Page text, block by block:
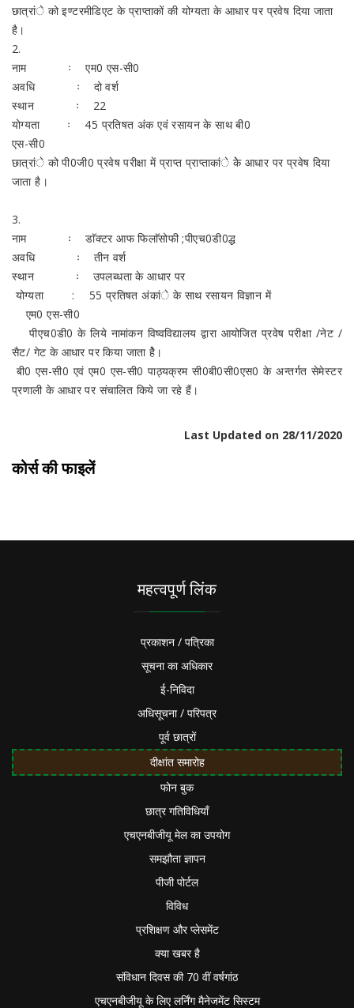
छात्रांे को इण्टरमीडिएट के प्राप्ताकों की योग्यता के आधार पर प्रवेष दिया जाता
है।
2.
नाम ः एम0 एस-सी0
अवधि ः दो वर्श
स्थान ः 22
योग्यता ः 45 प्रतिषत अंक एवं रसायन के साथ बी0
एस-सी0
छात्रांे को पी0जी0 प्रवेष परीक्षा में प्राप्त प्राप्ताकांे केे आधार पर प्रवेष दिया
जाता है।
3.
नाम ः डाॅक्टर आफ फिलाॅसोफी ;पीएच0डी0द्ध
अवधि ः तीन वर्श
स्थान ः उपलब्धता के आधार पर
योग्यता : 55 प्रतिषत अंकांे के साथ रसायन विज्ञान में
एम0 एस-सी0
पीएच0डी0 के लिये नामांकन विष्वविद्यालय द्वारा आयोजित प्रवेष परीक्षा /नेट /
सैट/ गेट के आधार पर किया जाता हैे।
बी0 एस-सी0 एवं एम0 एस-सी0 पाठ्यक्रम सी0बी0सी0एस0 के अन्तर्गत सेमेस्टर
प्रणाली के आधार पर संचालित किये जा रहे हैं।
Last Updated on 28/11/2020
कोर्स की फाइलें
महत्वपूर्ण लिंक
प्रकाशन / पत्रिका
सूचना का अधिकार
ई-निविदा
अधिसूचना / परिपत्र
पूर्व छात्रों
दीक्षांत समारोह
फोन बुक
छात्र गतिविधियाँ
एचएनबीजीयू मेल का उपयोग
समझौता ज्ञापन
पीजी पोर्टल
विविध
प्रशिक्षण और प्लेसमेंट
क्या खबर है
संविधान दिवस की 70 वीं वर्षगांठ
एचएनबीजीयू के लिए लर्निंग मैनेजमेंट सिस्टम